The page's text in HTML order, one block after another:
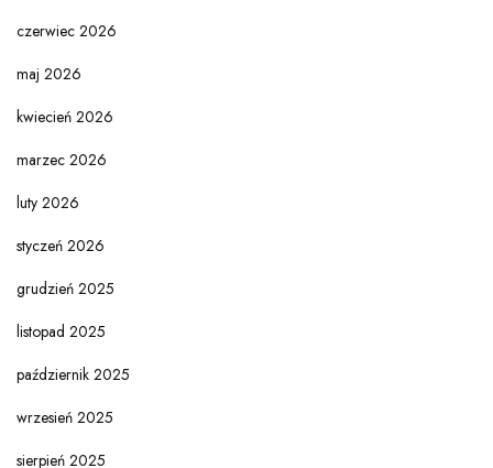
czerwiec 2026
maj 2026
kwiecień 2026
marzec 2026
luty 2026
styczeń 2026
grudzień 2025
listopad 2025
październik 2025
wrzesień 2025
sierpień 2025